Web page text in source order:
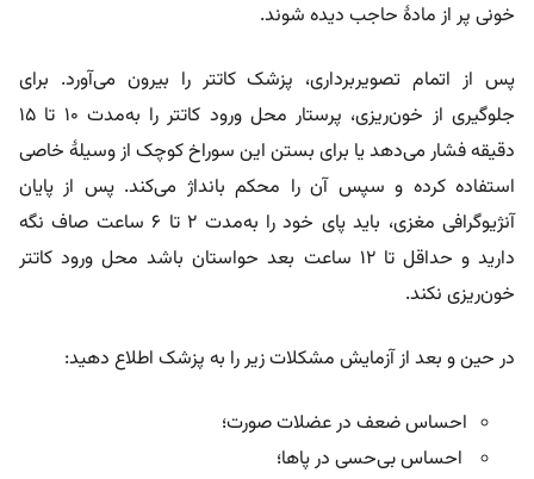
خونی پر از مادۀ حاجب دیده شوند.
پس از اتمام تصویربرداری، پزشک کاتتر را بیرون می‌آورد. برای
جلوگیری از خون‌ریزی، پرستار محل ورود کاتتر را به‌مدت ۱۰ تا ۱۵
دقیقه فشار می‌دهد یا برای بستن این سوراخ کوچک از وسیلۀ خاصی
استفاده کرده و سپس آن را محکم بانداژ می‌کند. پس از پایان
آنژیوگرافی مغزی، باید پای خود را به‌مدت ۲ تا ۶ ساعت صاف نگه
دارید و حداقل تا ۱۲ ساعت بعد حواستان باشد محل ورود کاتتر
خون‌ریزی نکند.
در حین و بعد از آزمایش مشکلات زیر را به پزشک اطلاع دهید:
احساس ضعف در عضلات صورت؛
احساس بی‌حسی در پاها؛